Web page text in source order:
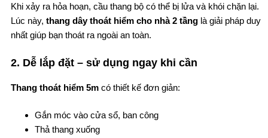
Khi xảy ra hỏa hoạn, cầu thang bộ có thể bị lửa và khói chặn lại.
Lúc này, thang dây thoát hiểm cho nhà 2 tầng là giải pháp duy
nhất giúp bạn thoát ra ngoài an toàn.
2. Dễ lắp đặt – sử dụng ngay khi cần
Thang thoát hiểm 5m có thiết kế đơn giản:
Gắn móc vào cửa sổ, ban công
Thả thang xuống